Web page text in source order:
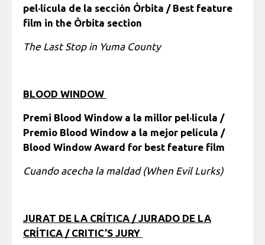
pel·lícula de la sección Òrbita / Best feature
film in the Òrbita section
The Last Stop in Yuma County
BLOOD WINDOW
Premi Blood Window a la millor pel·lícula /
Premio Blood Window a la mejor película /
Blood Window Award for best feature film
Cuando acecha la maldad (When Evil Lurks)
JURAT DE LA CRÍTICA / JURADO DE LA
CRÍTICA / CRITIC’S JURY